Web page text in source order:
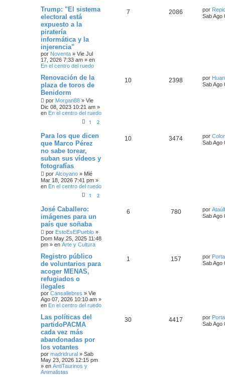
Trump: "El sistema
electoral está
expuesto a la
piratería
informática y la
injerencia"
por Noventa » Vie Jul
17, 2026 7:33 am » en
En el centro del ruedo
7 2086 por
Sab Ago
Renovación de la
plaza de toros de
Benidorm
por Morgan88 » Vie
Dic 08, 2023 10:21 am »
en En el centro del ruedo
1 2
10 2398 por
Sab Ago
Para los que dicen
que Marco Pérez
no sabe torear,
suban sus vídeos y
fotografías
por Alcoyano » Mié
Mar 18, 2026 7:41 pm »
en En el centro del ruedo
1 2
10 3474 por
Sab Ago
José Caballero:
imágenes para un
país que soñaba
por EstoEsElPueblo »
Dom May 25, 2025 11:48
pm » en Arte y Cultura
6 780 por
Sab Ago
Registro público
de voluntarios para
acoger MENAS,
refugiados o
ilegales
por Cansaliebres » Vie
Ago 07, 2026 10:10 am »
en En el centro del ruedo
1 157 por
Sab Ago
Las políticas del
partidoPACMA
cada vez más
abandonadas por
los votantes
por madridrural » Sab
May 23, 2026 12:15 pm
» en AntiTaurinos y
Animalistas
30 4417 por
Sab Ago